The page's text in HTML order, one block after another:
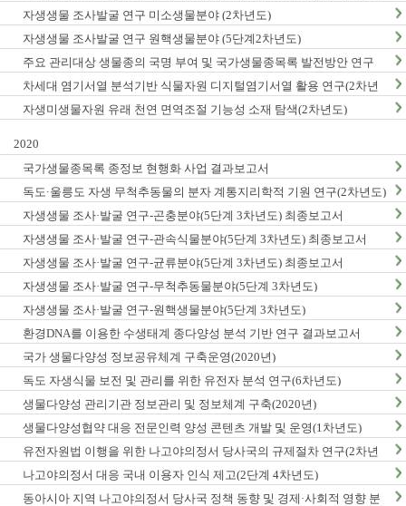
자생생물 조사발굴 연구 미소생물분야 (2차년도)
자생생물 조사발굴 연구 원핵생물분야 (5단계2차년도)
주요 관리대상 생물종의 국명 부여 및 국가생물종목록 발전방안 연구
차세대 염기서열 분석기반 식물자원 디지털염기서열 활용 연구(2차년
도)
자생미생물자원 유래 천연 면역조절 기능성 소재 탐색(2차년도)
2020
국가생물종목록 종정보 현행화 사업 결과보고서
독도·울릉도 자생 무척추동물의 분자 계통지리학적 기원 연구(2차년도)
자생생물 조사·발굴 연구-곤충분야(5단계 3차년도) 최종보고서
자생생물 조사·발굴 연구-관속식물분야(5단계 3차년도) 최종보고서
자생생물 조사·발굴 연구-균류분야(5단계 3차년도) 최종보고서
자생생물 조사·발굴 연구-무척추동물분야(5단계 3차년도)
자생생물 조사·발굴 연구-원핵생물분야(5단계 3차년도)
환경DNA를 이용한 수생태계 종다양성 분석 기반 연구 결과보고서
국가 생물다양성 정보공유체계 구축운영(2020년)
독도 자생식물 보전 및 관리를 위한 유전자 분석 연구(6차년도)
생물다양성 관리기관 정보관리 및 정보체계 구축(2020년)
생물다양성협약 대응 전문인력 양성 콘텐츠 개발 및 운영(1차년도)
유전자원법 이행을 위한 나고야의정서 당사국의 규제절차 연구(2차년
도)
나고야의정서 대응 국내 이용자 인식 제고(2단계 4차년도)
동아시아 지역 나고야의정서 당사국 정책 동향 및 경제·사회적 영향 분